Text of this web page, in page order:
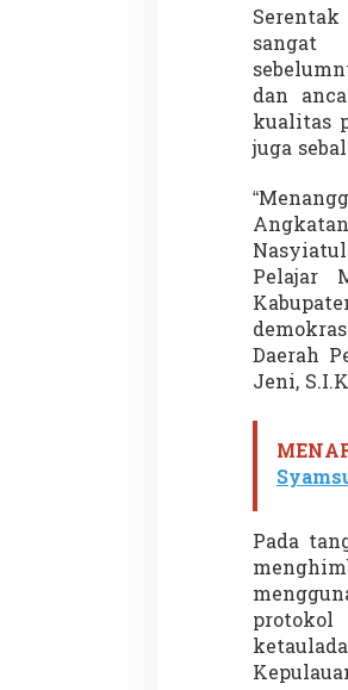
sangat
dan
kualitas
juga
Pelajar
Daerah
Jeni,
Pada